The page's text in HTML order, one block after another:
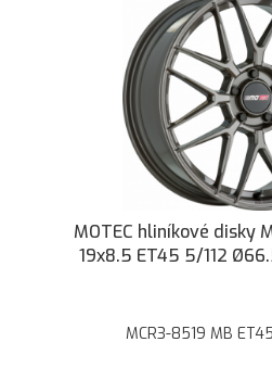
MOTEC hliníkové disky
19x8.5 ET45 5/112
MCR3-8519 MB